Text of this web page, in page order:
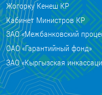
Жогорку Кенеш КР
Кабинет Министров КР
ЗАО «Межбанковский
ОАО «Гарантийный фонд»
ЗАО «Кыргызская